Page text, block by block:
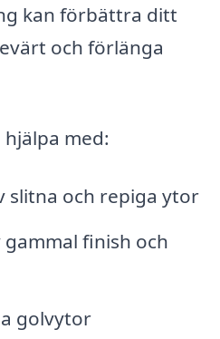
kan förbättra ditt
och förlänga
med:
slitna och repiga ytor
finish och
golvytor